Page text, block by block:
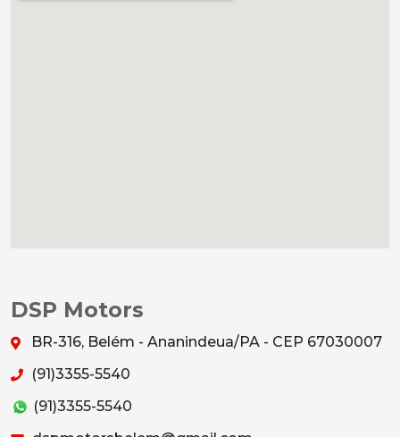
DSP Motors
BR-316, Belém - Ananindeua/PA - CEP 67030007
(91)3355-5540
(91)3355-5540